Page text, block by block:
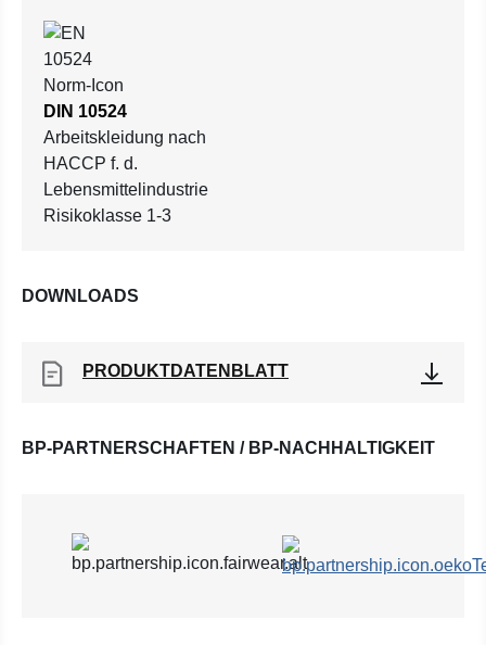
DIN 10524
Arbeitskleidung nach
HACCP f. d.
Lebensmittelindustrie
Risikoklasse 1-3
DOWNLOADS
PRODUKTDATENBLATT
BP-PARTNERSCHAFTEN / BP-NACHHALTIGKEIT